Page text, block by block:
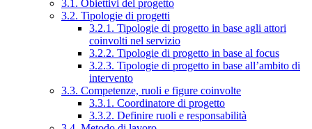
3.1. Obiettivi del progetto
3.2. Tipologie di progetti
3.2.1. Tipologie di progetto in base agli attori
coinvolti nel servizio
3.2.2. Tipologie di progetto in base al focus
3.2.3. Tipologie di progetto in base all’ambito di
intervento
3.3. Competenze, ruoli e figure coinvolte
3.3.1. Coordinatore di progetto
3.3.2. Definire ruoli e responsabilità